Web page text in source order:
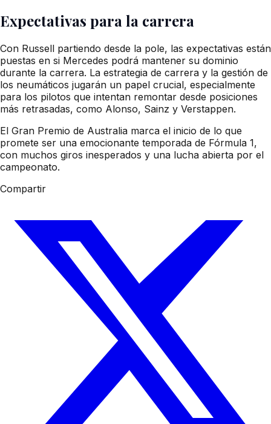
Expectativas para la carrera
Con Russell partiendo desde la pole, las expectativas están
puestas en si Mercedes podrá mantener su dominio
durante la carrera. La estrategia de carrera y la gestión de
los neumáticos jugarán un papel crucial, especialmente
para los pilotos que intentan remontar desde posiciones
más retrasadas, como Alonso, Sainz y Verstappen.
El Gran Premio de Australia marca el inicio de lo que
promete ser una emocionante temporada de Fórmula 1,
con muchos giros inesperados y una lucha abierta por el
campeonato.
Compartir